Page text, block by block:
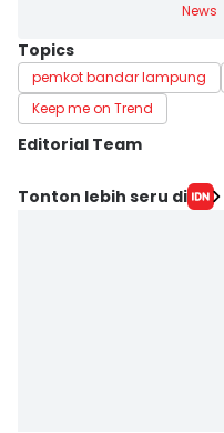
News
Topics
pemkot bandar lampung
Keep me on Trend
Editorial Team
Editor
Tonton lebih seru di